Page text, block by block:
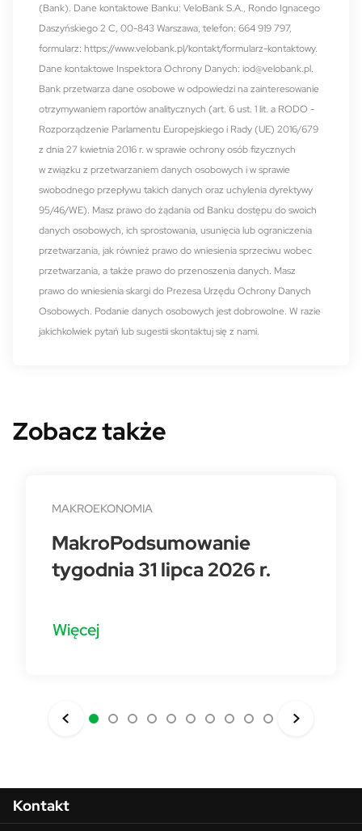
(Bank). Dane kontaktowe Banku: VeloBank S.A., Rondo Ignacego
Daszyńskiego 2 C, 00-843 Warszawa, telefon: 664 919 797,
formularz: https://www.velobank.pl/kontakt/formularz-kontaktowy.
Dane kontaktowe Inspektora Ochrony Danych: iod@velobank.pl.
Bank przetwarza dane osobowe w odpowiedzi na zainteresowanie
otrzymywaniem raportów analitycznych (art. 6 ust. 1 lit. a RODO -
Rozporządzenie Parlamentu Europejskiego i Rady (UE) 2016/679
z dnia 27 kwietnia 2016 r. w sprawie ochrony osób fizycznych
w związku z przetwarzaniem danych osobowych i w sprawie
swobodnego przepływu takich danych oraz uchylenia dyrektywy
95/46/WE). Masz prawo do żądania od Banku dostępu do swoich
danych osobowych, ich sprostowania, usunięcia lub ograniczenia
przetwarzania, jak również prawo do wniesienia sprzeciwu wobec
przetwarzania, a także prawo do przenoszenia danych. Masz
prawo do wniesienia skargi do Prezesa Urzędu Ochrony Danych
Osobowych. Podanie danych osobowych jest dobrowolne. W razie
jakichkolwiek pytań lub sugestii skontaktuj się z nami.
Zobacz także
MAKROEKONOMIA
MakroPodsumowanie
tygodnia 31 lipca 2026 r.
Więcej
Menu w stopce
Kontakt